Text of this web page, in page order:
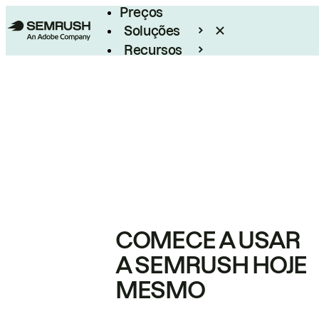
Preços
Soluções
Recursos
COMECE A USAR
A SEMRUSH HOJE
MESMO